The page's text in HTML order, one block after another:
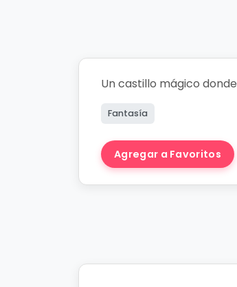
Un castillo mágico
Fantasía
Agregar a Favoritos